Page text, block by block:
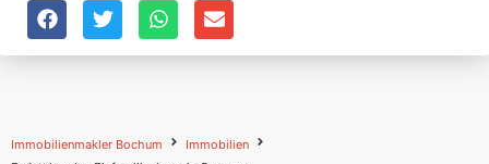
Immobilienmakler Bochum
Immobilien